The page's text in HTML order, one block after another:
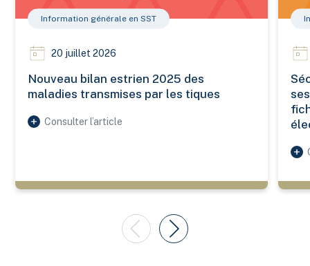
Information générale en SST
20 juillet 2026
Nouveau bilan estrien 2025 des
maladies transmises par les tiques
Consulter l’article